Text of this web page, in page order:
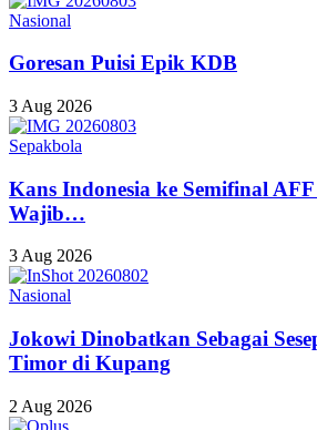
Nasional
Goresan Puisi Epik KDB
3 Aug 2026
Sepakbola
Kans Indonesia ke Semifinal
Wajib…
3 Aug 2026
Nasional
Jokowi Dinobatkan Sebagai
Timor di Kupang
2 Aug 2026